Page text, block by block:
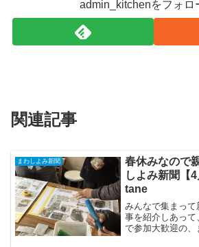
admin_kitchenをフォロ
関連記事
まわしよみ新聞
春休みなので
しよみ新聞【
tane
みんなで集まっ
事を紹介しあっ
で参加大歓迎の、